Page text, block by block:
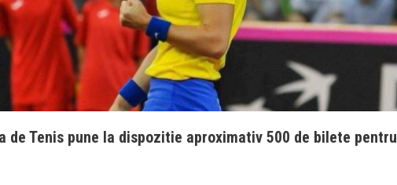
de Tenis pune la dispozitie aproximativ 500 de bilete pentru